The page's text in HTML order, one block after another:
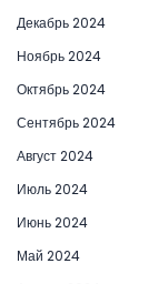
Декабрь 2024
Ноябрь 2024
Октябрь 2024
Сентябрь 2024
Август 2024
Июль 2024
Июнь 2024
Май 2024